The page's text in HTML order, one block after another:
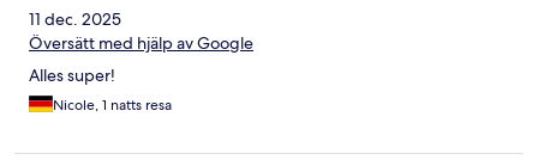
11 dec. 2025
Översätt med hjälp av Google
Alles super!
Nicole, 1 natts resa